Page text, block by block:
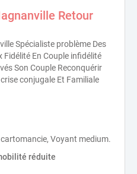
Retour
Spécialiste problème Des
Fidélité En Couple infidélité
Son Couple Reconquérir
conjugale Et Familiale
Voyant medium.
réduite